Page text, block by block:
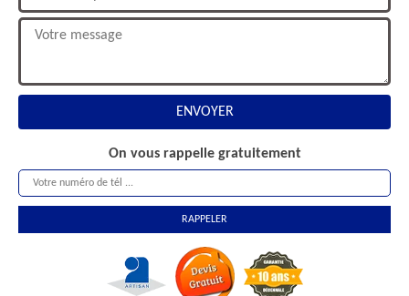
On vous rappelle gratuitement